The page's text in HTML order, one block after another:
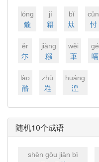
lónɡ
鑨
jí
籍
bǐ
夶
cǔn
忖
ěr
尓
jiànɡ
糨
wěi
茟
ɡé
嗝
lào
酪
zhù
嵀
huánɡ
湟
随机10个成语
shēn gōu jiān bì